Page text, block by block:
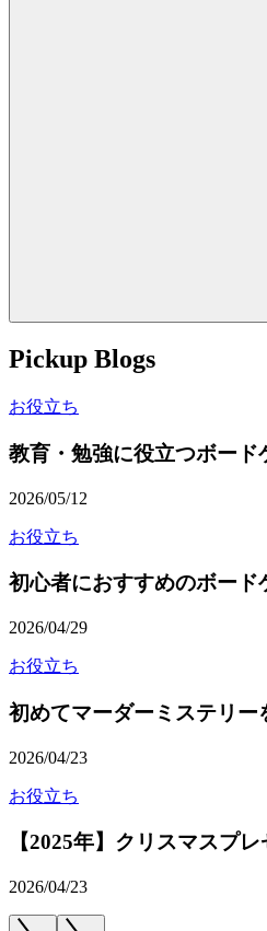
Pickup Blogs
お役立ち
教育・勉強に役立つボー
2026/05/12
お役立ち
初心者におすすめのボー
2026/04/29
お役立ち
初めてマーダーミステリ
2026/04/23
お役立ち
【2025年】クリスマスプ
2026/04/23